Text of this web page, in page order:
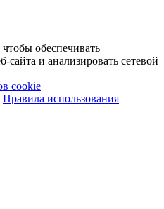
обеспечивать
и анализировать сетевой
cookie
Правила использования